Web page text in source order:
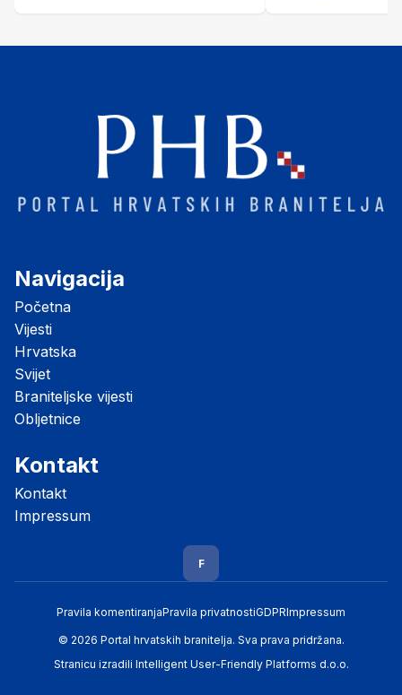
Navigacija
Početna
Vijesti
Hrvatska
Svijet
Braniteljske vijesti
Obljetnice
Kontakt
Kontakt
Impressum
F
Pravila komentiranjaPravila privatnostiGDPRImpressum
© 2026 Portal hrvatskih branitelja. Sva prava pridržana.
Stranicu izradili Intelligent User-Friendly Platforms d.o.o.